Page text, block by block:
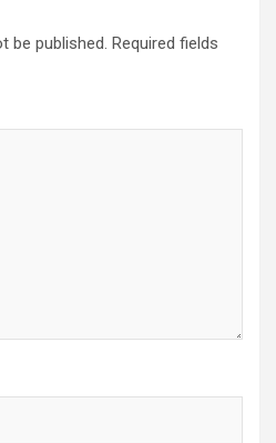
be published. Required fields